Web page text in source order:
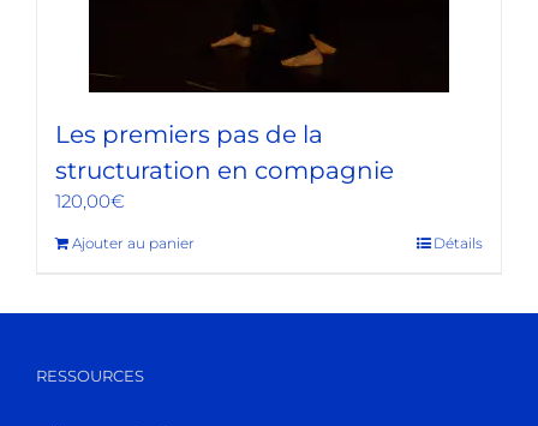
Les premiers pas de la
structuration en compagnie
120,00€
Ajouter au panier Détails
RESSOURCES